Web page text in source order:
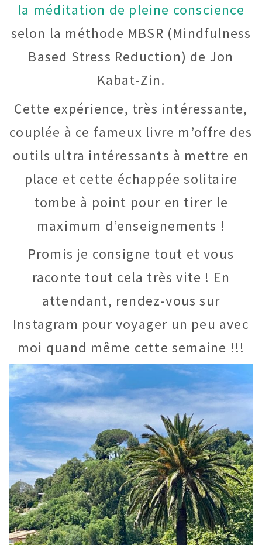
la méditation de pleine conscience
selon la méthode MBSR (Mindfulness
Based Stress Reduction) de Jon
Kabat-Zin.
Cette expérience, très intéressante,
couplée à ce fameux livre m’offre des
outils ultra intéressants à mettre en
place et cette échappée solitaire
tombe à point pour en tirer le
maximum d’enseignements !
Promis je consigne tout et vous
raconte tout cela très vite ! En
attendant, rendez-vous sur
Instagram pour voyager un peu avec
moi quand même cette semaine !!!